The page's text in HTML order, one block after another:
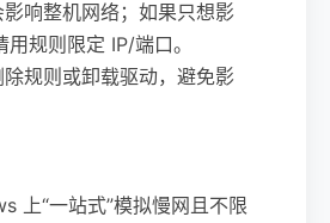
响整机网络；如果只想影
规则限定 IP/端口。
规则或卸载驱动，避免影
上“一站式”模拟慢网且不限